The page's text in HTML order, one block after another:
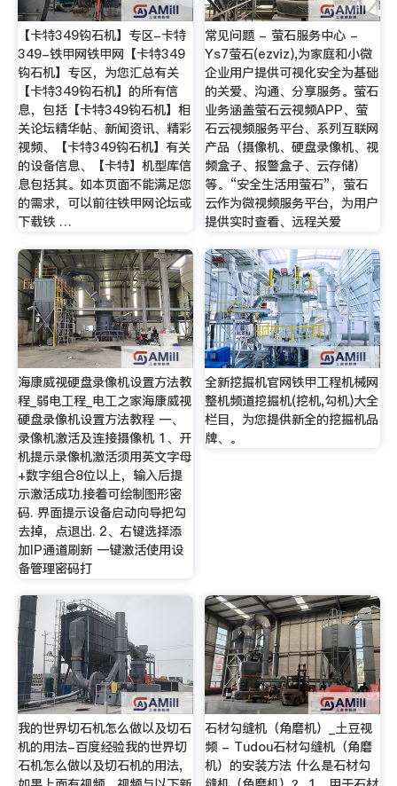
【卡特349钩石机】专区-卡特
349-铁甲网铁甲网【卡特349
钩石机】专区，为您汇总有关
【卡特349钩石机】的所有信
息，包括【卡特349钩石机】相
关论坛精华帖、新闻资讯、精彩
视频、【卡特349钩石机】有关
的设备信息、【卡特】机型库信
息包括其。如本页面不能满足您
的需求，可以前往铁甲网论坛或
下载铁 …
常见问题 - 萤石服务中心 -
Ys7萤石(ezviz),为家庭和小微
企业用户提供可视化安全为基础
的关爱、沟通、分享服务。萤石
业务涵盖萤石云视频APP、萤
石云视频服务平台、系列互联网
产品（摄像机、硬盘录像机、视
频盒子、报警盒子、云存储）
等。“安全生活用萤石”，萤石
云作为微视频服务平台，为用户
提供实时查看、远程关爱
海康威视硬盘录像机设置方法教
程_弱电工程_电工之家海康威视
硬盘录像机设置方法教程 一、
录像机激活及连接摄像机 1、开
机提示录像机激活须用英文字母
+数字组合8位以上，输入后提
示激活成功.接着可绘制图形密
码. 界面提示设备启动向导把勾
去掉，点退出. 2、右键选择添
加IP通道刷新 一键激活使用设
备管理密码打
全新挖掘机官网铁甲工程机械网
整机频道挖掘机(挖机,勾机)大全
栏目，为您提供新全的挖掘机品
牌、。
我的世界切石机怎么做以及切石
机的用法-百度经验我的世界切
石机怎么做以及切石机的用法,
石材勾缝机（角磨机）_土豆视
频 - Tudou石材勾缝机（角磨
机）的安装方法 什么是石材勾